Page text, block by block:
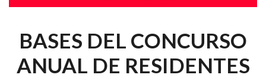
BASES DEL CONCURSO
ANUAL DE RESIDENTES